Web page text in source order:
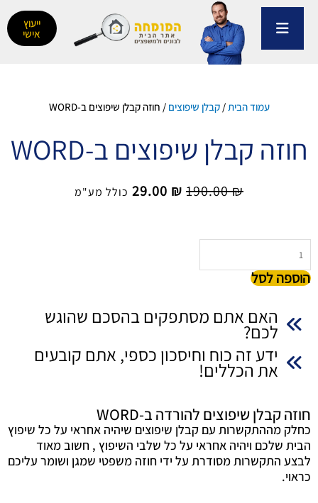
דילוג
ייעוץ
אישי
עמוד הבית /קבלן שיפוצים / חוזה קבלן שיפוצים ב-WORD
חוזה קבלן שיפוצים ב-WORD
190.00₪
המחיר
29.00 ₪
המחיר
כולל מע"מ
של
חוזה
הוספה לסל
האם אתם מסתפקים בהסכם שהוגש
לכם?
ידע זה כוח וחיסכון כספי, אתם קובעים
את הכללים!
חוזה קבלן שיפוצים להורדה ב-WORD
כחלק מההתקשרות עם קבלן שיפוצים שיהיה אחראי על כל שיפוץ
הבית שלכם ויהיה אחראי על כל שלבי השיפוץ , חשוב מאוד
לבצע התקשרות מסודרת על ידי חוזה משפטי שמגן ושומר עליכם
כראוי.